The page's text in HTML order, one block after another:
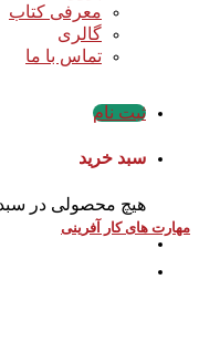
معرفی کتاب
گالری
تماس با ما
ثبت نام
سبد خرید
هیچ محصولی در
مهارت های کار آفرینی